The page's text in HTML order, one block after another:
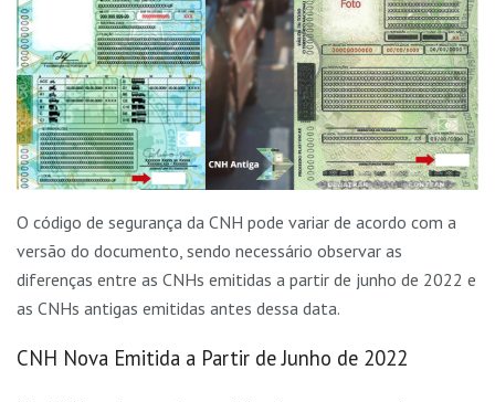
O código de segurança da CNH pode variar de acordo com a
versão do documento, sendo necessário observar as
diferenças entre as CNHs emitidas a partir de junho de 2022 e
as CNHs antigas emitidas antes dessa data.
CNH Nova Emitida a Partir de Junho de 2022